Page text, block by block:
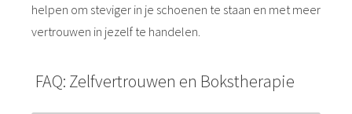
helpen om steviger in je schoenen te staan en met meer
vertrouwen in jezelf te handelen.
FAQ: Zelfvertrouwen en Bokstherapie